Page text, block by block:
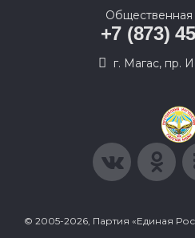
+7 (873)
г. Магас, пр.
© 2005-2026, Партия «Единая